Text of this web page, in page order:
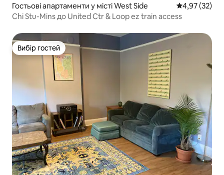
Гостьові апартаменти у місті West Side Середня
4,97 (32)
Chi Stu-Mins до United Ctr & Loop ez train access
Вибір гостей
Вибір гостей